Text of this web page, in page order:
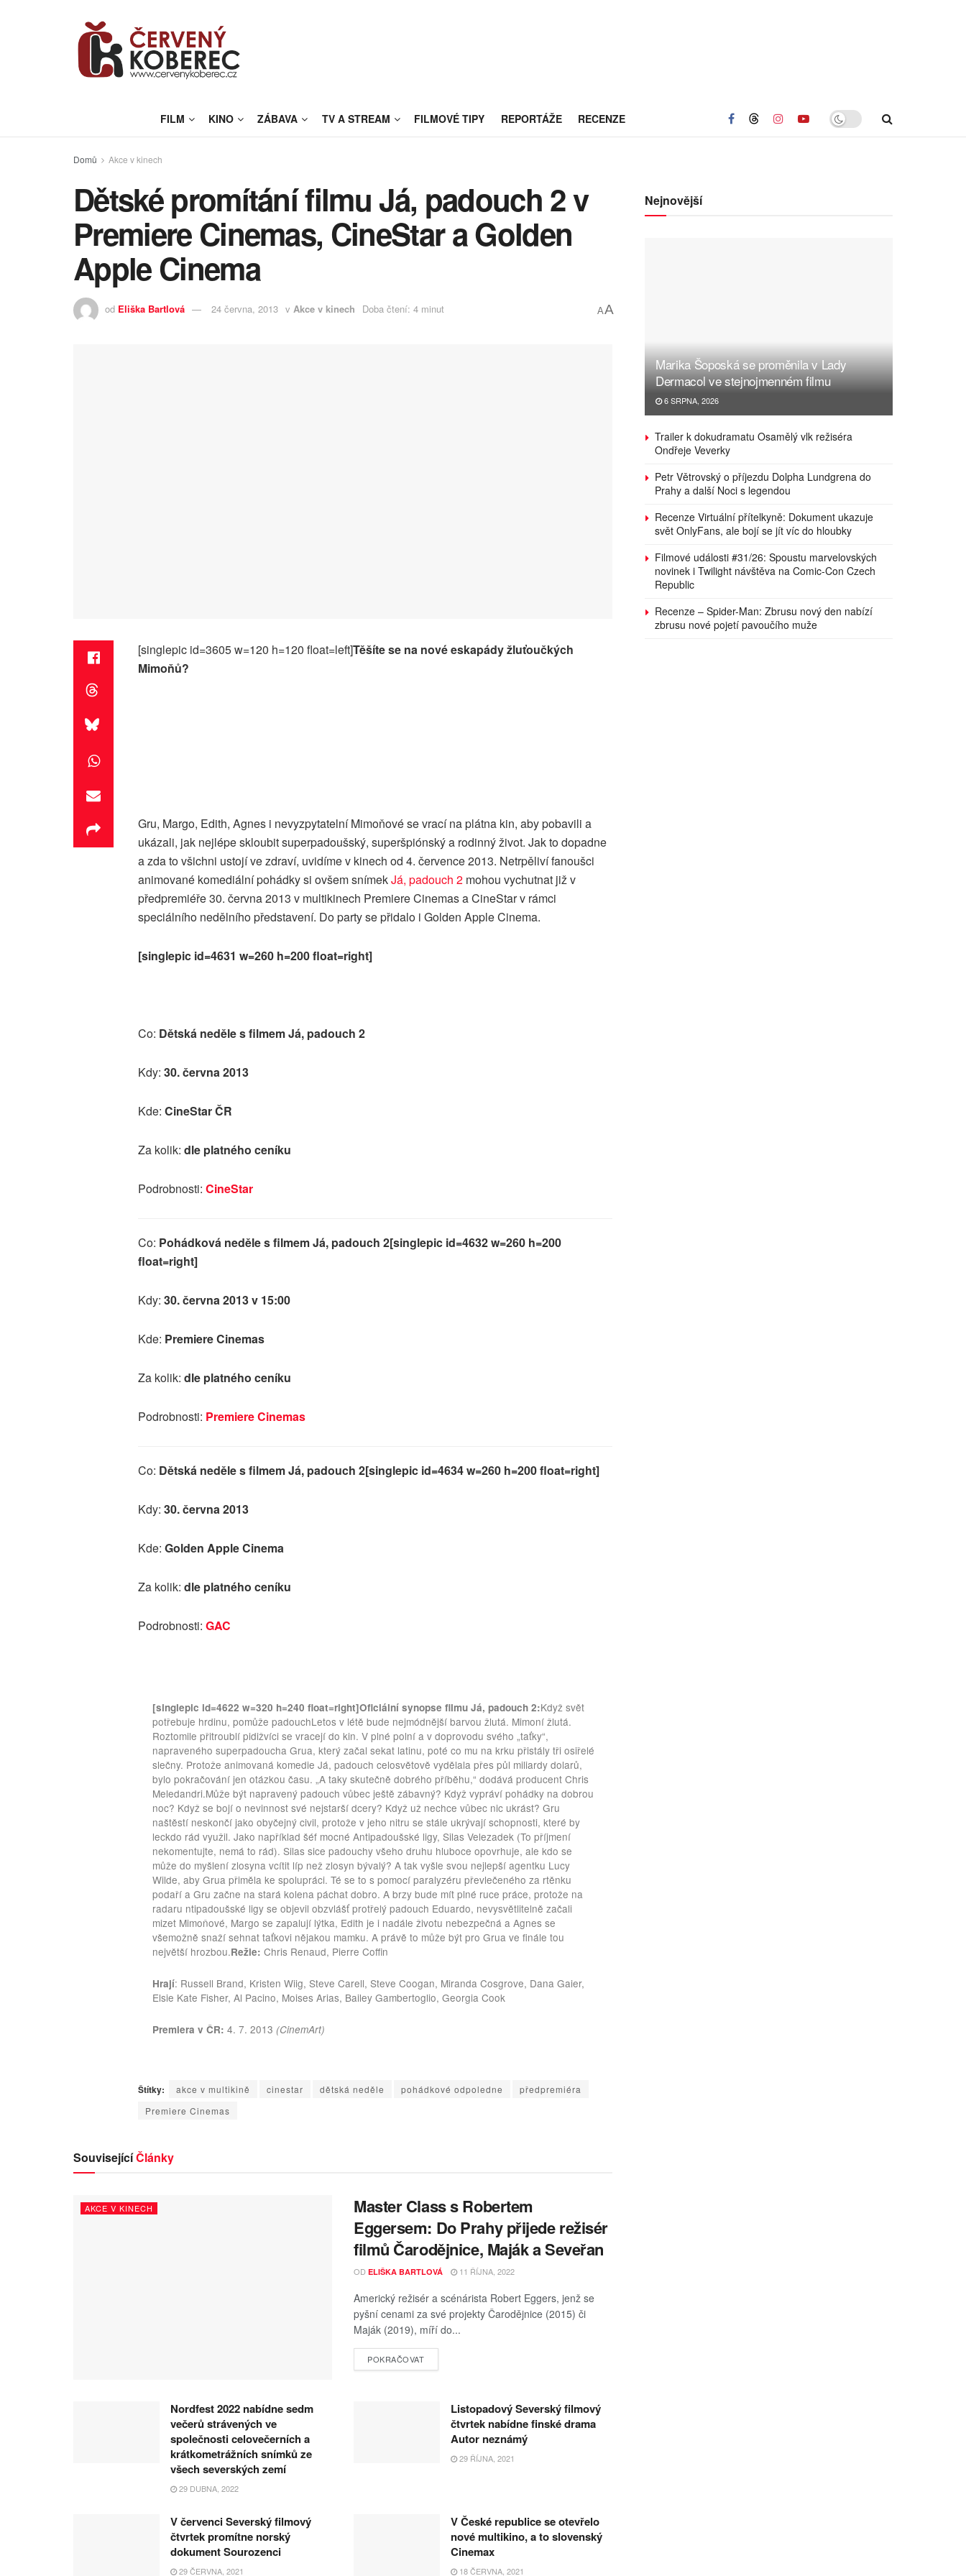
FILM KINO ZÁBAVA TV A STREAM FILMOVÉ TIPY REPORTÁŽE RECENZE
Domů Akce v kinech
Dětské promítání filmu Já, padouch 2 v
Premiere Cinemas, CineStar a Golden
Apple Cinema
od Eliška Bartlová 24 června, 2013 v Akce v kinech Doba čtení: 4 minut AA
[singlepic id=3605 w=120 h=120 float=left]Těšíte se na nové eskapády žluťoučkých
Mimoňů?
Gru, Margo, Edith, Agnes i nevyzpytatelní Mimoňové se vrací na plátna kin, aby pobavili a
ukázali, jak nejlépe skloubit superpadoušský, superšpiónský a rodinný život. Jak to dopadne
a zda to všichni ustojí ve zdraví, uvidíme v kinech od 4. července 2013. Netrpěliví fanoušci
animované komediální pohádky si ovšem snímekJá, padouch 2 mohou vychutnat již v
předpremiéře 30. června 2013 v multikinech Premiere Cinemas a CineStar v rámci
speciálního nedělního představení. Do party se přidalo i Golden Apple Cinema.
[singlepic id=4631 w=260 h=200 float=right]
Co: Dětská neděle s filmem Já, padouch 2
Kdy: 30. června 2013
Kde: CineStar ČR
Za kolik: dle platného ceníku
Podrobnosti: CineStar
Co: Pohádková neděle s filmem Já, padouch 2[singlepic id=4632 w=260 h=200
float=right]
Kdy: 30. června 2013 v 15:00
Kde: Premiere Cinemas
Za kolik: dle platného ceníku
Podrobnosti: Premiere Cinemas
Co: Dětská neděle s filmem Já, padouch 2[singlepic id=4634 w=260 h=200 float=right]
Kdy: 30. června 2013
Kde: Golden Apple Cinema
Za kolik: dle platného ceníku
Podrobnosti: GAC
[singlepic id=4622 w=320 h=240 float=right]Oficiální synopse filmu Já, padouch 2:Když svět
potřebuje hrdinu, pomůže padouchLetos v létě bude nejmódnější barvou žlutá. Mimoní žlutá.
Roztomile přitroublí pidižvíci se vracejí do kin. V plné polní a v doprovodu svého „taťky“,
napraveného superpadoucha Grua, který začal sekat latinu, poté co mu na krku přistály tři osiřelé
slečny. Protože animovaná komedie Já, padouch celosvětově vydělala přes půl miliardy dolarů,
bylo pokračování jen otázkou času. „A taky skutečně dobrého příběhu,“ dodává producent Chris
Meledandri.Může být napravený padouch vůbec ještě zábavný? Když vypráví pohádky na dobrou
noc? Když se bojí o nevinnost své nejstarší dcery? Když už nechce vůbec nic ukrást? Gru
naštěstí neskončí jako obyčejný civil, protože v jeho nitru se stále ukrývají schopnosti, které by
leckdo rád využil. Jako například šéf mocné Antipadoušské ligy, Silas Velezadek (To příjmení
nekomentujte, nemá to rád). Silas sice padouchy všeho druhu hluboce opovrhuje, ale kdo se
může do myšlení zlosyna vcítit líp než zlosyn bývalý? A tak vyšle svou nejlepší agentku Lucy
Wilde, aby Grua přiměla ke spolupráci. Té se to s pomocí paralyzéru převlečeného za rtěnku
podaří a Gru začne na stará kolena páchat dobro. A brzy bude mít plné ruce práce, protože na
radaru ntipadoušské ligy se objevil obzvlášť protřelý padouch Eduardo, nevysvětlitelně začali
mizet Mimoňové, Margo se zapalují lýtka, Edith je i nadále životu nebezpečná a Agnes se
všemožně snaží sehnat taťkovi nějakou mamku. A právě to může být pro Grua ve finále tou
největší hrozbou.Režie: Chris Renaud, Pierre Coffin
Hrají: Russell Brand, Kristen Wiig, Steve Carell, Steve Coogan, Miranda Cosgrove, Dana Gaier,
Elsie Kate Fisher, Al Pacino, Moises Arias, Bailey Gambertoglio, Georgia Cook
Premiera v ČR: 4. 7. 2013 (CinemArt)
Štítky: akce v multikině cinestar dětská neděle pohádkové odpoledne
předpremiéra
Premiere Cinemas
SouvisejícíČlánky
AKCE V KINECH
Master Class s Robertem
Eggersem: Do Prahy přijede režisér
filmů Čarodějnice, Maják a Seveřan
OD ELIŠKA BARTLOVÁ 11 ŘÍJNA, 2022
Americký režisér a scénárista Robert Eggers, jenž se
pyšní cenami za své projekty Čarodějnice (2015) či
Maják (2019), míří do...
POKRAČOVAT
Nordfest 2022 nabídne sedm
večerů strávených ve
společnosti celovečerních a
krátkometrážních snímků ze
všech severských zemí
29 DUBNA, 2022
Listopadový Severský filmový
čtvrtek nabídne finské drama
Autor neznámý
29 ŘÍJNA, 2021
V červenci Severský filmový
čtvrtek promítne norský
dokument Sourozenci
29 ČERVNA, 2021
V České republice se otevřelo
nové multikino, a to slovenský
Cinemax
18 ČERVNA, 2021
Nejnovější
Marika Šoposká se proměnila v Lady
Dermacol ve stejnojmenném filmu
6 SRPNA, 2026
Trailer k dokudramatu Osamělý vlk režiséra
Ondřeje Veverky
Petr Větrovský o příjezdu Dolpha Lundgrena do
Prahy a další Noci s legendou
Recenze Virtuální přítelkyně: Dokument ukazuje
svět OnlyFans, ale bojí se jít víc do hloubky
Filmové události #31/26: Spoustu marvelovských
novinek i Twilight návštěva na Comic-Con Czech
Republic
Recenze – Spider-Man: Zbrusu nový den nabízí
zbrusu nové pojetí pavoučího muže